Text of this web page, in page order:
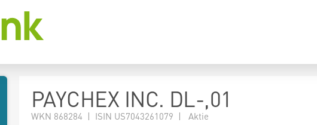
PAYCHEX INC. DL-,01
WKN 868284 | ISIN US7043261079 | Aktie